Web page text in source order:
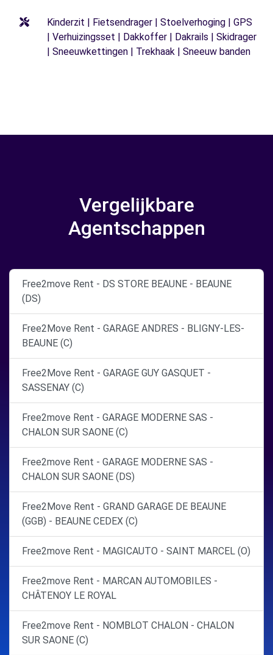
Kinderzit | Fietsendrager | Stoelverhoging | GPS
| Verhuizingsset | Dakkoffer | Dakrails | Skidrager
| Sneeuwkettingen | Trekhaak | Sneeuw banden
Vergelijkbare
Agentschappen
Free2move Rent - DS STORE BEAUNE - BEAUNE
(DS)
Free2Move Rent - GARAGE ANDRES - BLIGNY-LES-
BEAUNE (C)
Free2Move Rent - GARAGE GUY GASQUET -
SASSENAY (C)
Free2move Rent - GARAGE MODERNE SAS -
CHALON SUR SAONE (C)
Free2move Rent - GARAGE MODERNE SAS -
CHALON SUR SAONE (DS)
Free2Move Rent - GRAND GARAGE DE BEAUNE
(GGB) - BEAUNE CEDEX (C)
Free2move Rent - MAGICAUTO - SAINT MARCEL (O)
Free2move Rent - MARCAN AUTOMOBILES -
CHÂTENOY LE ROYAL
Free2move Rent - NOMBLOT CHALON - CHALON
SUR SAONE (C)